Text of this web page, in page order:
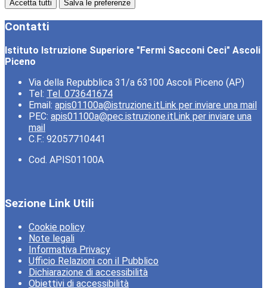
Accetta tutti Salva le preferenze
Contatti
Istituto Istruzione Superiore "Fermi Sacconi Ceci" Ascoli
Piceno
Via della Repubblica 31/a 63100 Ascoli Piceno (AP)
Tel: Tel. 073641674
Email: apis01100a@istruzione.itLink per inviare una mail
PEC: apis01100a@pec.istruzione.itLink per inviare una
mail
C.F.: 92057710441
Cod. APIS01100A
Sezione Link Utili
Cookie policy
Note legali
Informativa Privacy
Ufficio Relazioni con il Pubblico
Dichiarazione di accessibilità
Obiettivi di accessibilità